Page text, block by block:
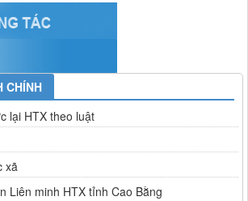
CHÍNH
lại HTX theo luật
xã
Liên minh HTX tỉnh Cao Bằng